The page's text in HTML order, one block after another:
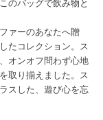
のバッグで飲み物と
ァーのあなたへ贈
たコレクション。ス
オンオフ問わず心地
取り揃えました。ス
スした、遊び心を忘